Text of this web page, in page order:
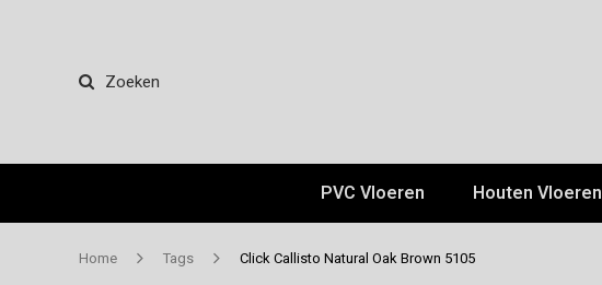
Zoeken
PVC Vloeren Houten Vloeren
Home Tags Click Callisto Natural Oak Brown 5105